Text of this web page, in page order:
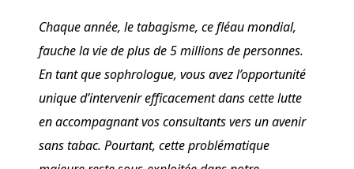
Chaque année, le tabagisme, ce fléau mondial,
fauche la vie de plus de 5 millions de personnes.
En tant que sophrologue, vous avez l’opportunité
unique d’intervenir efficacement dans cette lutte
en accompagnant vos consultants vers un avenir
sans tabac. Pourtant, cette problématique